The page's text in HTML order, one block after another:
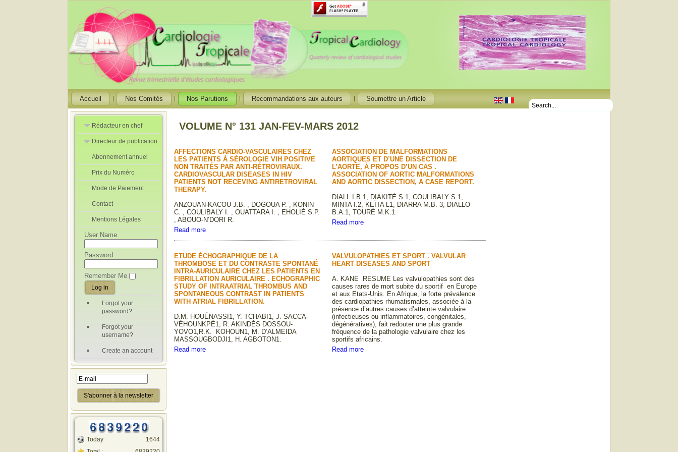
.
Accueil Nos Comités Nos Parutions Recommandations aux auteurs Soumettre un Article
Rédacteur en chef
Rédacteurs en
Chef Adjoint
Directeur de publication
Directeur de
publication
adjoint
Abonnement annuel
Prix du Numéro
Mode de Paiement
Contact
Mentions Légales
User Name
Password
Remember Me
Forgot your
password?
Forgot your
username?
Create an account
Today
1644
VOLUME N° 131 JAN-FEV-MARS 2012
AFFECTIONS CARDIO-VASCULAIRES CHEZ
LES PATIENTS À SÉROLOGIE VIH POSITIVE
NON TRAITÉS PAR ANTI-RÉTROVIRAUX.
CARDIOVASCULAR DISEASES IN HIV
PATIENTS NOT RECEVING ANTIRETROVIRAL
THERAPY.
ANZOUAN-KACOU J.B. , DOGOUA P. , KONIN
C. , COULIBALY I. , OUATTARA I. , EHOLIÉ S.P.
, ABOUO-N’DORI R.
Read more
ASSOCIATION DE MALFORMATIONS
AORTIQUES ET D’UNE DISSECTION DE
L’AORTE, À PROPOS D’UN CAS .
ASSOCIATION OF AORTIC MALFORMATIONS
AND AORTIC DISSECTION, A CASE REPORT.
DIALL I.B.1, DIAKITÉ S.1, COULIBALY S.1,
MINTA I.2, KEÏTA L1, DIARRA M.B. 3, DIALLO
B.A.1, TOURÉ M.K.1.
Read more
ETUDE ÉCHOGRAPHIQUE DE LA
THROMBOSE ET DU CONTRASTE SPONTANÉ
INTRA-AURICULAIRE CHEZ LES PATIENTS EN
FIBRILLATION AURICULAIRE . ECHOGRAPHIC
STUDY OF INTRAATRIAL THROMBUS AND
SPONTANEOUS CONTRAST IN PATIENTS
WITH ATRIAL FIBRILLATION.
D.M. HOUÉNASSI1, Y. TCHABI1, J. SACCA-
VÉHOUNKPÉ1, R. AKINDÈS DOSSOU-
YOVO1,R.K. KOHOUN1, M. D’ALMEIDA
MASSOUGBODJI1, H. AGBOTON1.
Read more
VALVULOPATHIES ET SPORT . VALVULAR
HEART DISEASES AND SPORT
A. KANE RESUME Les valvulopathies sont des
causes rares de mort subite du sportif en Europe
et aux Etats-Unis. En Afrique, la forte prévalence
des cardiopathies rhumatismales, associée à la
présence d’autres causes d’atteinte valvulaire
(infectieuses ou inflammatoires, congénitales,
dégénératives), fait redouter une plus grande
fréquence de la pathologie valvulaire chez les
sportifs africains.
Read more